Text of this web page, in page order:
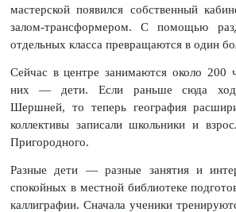
мастерской появился собственный
залом-трансформером. С помощью
отдельных класса превращаются в один
Сейчас в центре занимаются около 200
них — дети. Если раньше сюда
Шершней, то теперь география
коллективы записали школьники и
Пригородного.
Разные дети — разные занятия и
спокойных в местной библиотеке
каллиграфии. Сначала ученики